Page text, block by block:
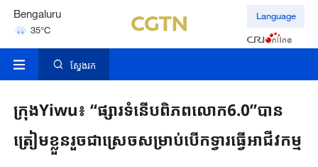
Bengaluru
35°C
Hyderabad
Language
ស្វែងរក
ក្រុងYiwu៖ “ផ្សារទំនើបពិភពលោក6.0”បាន
ត្រៀមខ្លួនរួចជាស្រេចសម្រាប់បើកទ្វារធ្វើអាជីវកម្ម